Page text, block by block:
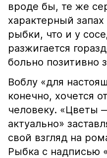
вроде бы, те же
характерный
рыбки, что и у
разжигается
больно позитивно
Воблу «для
конечно, хочется
человеку. «Цветы
актуально»
свой взгляд на
Рыбка с надписью